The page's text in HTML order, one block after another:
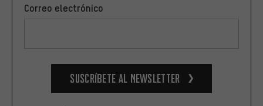
Correo electrónico
Suscríbete al newsletter